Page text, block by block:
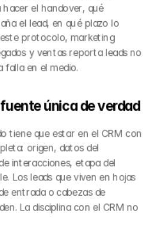
el handover, qué
el lead, en qué plazo lo
protocolo, marketing
y ventas reporta leads no
falla en el medio.
única de verdad
tiene que estar en el CRM con
origen, datos del
interacciones, etapa del
Los leads que viven en hojas
entrada o cabezas de
La disciplina con el CRM no